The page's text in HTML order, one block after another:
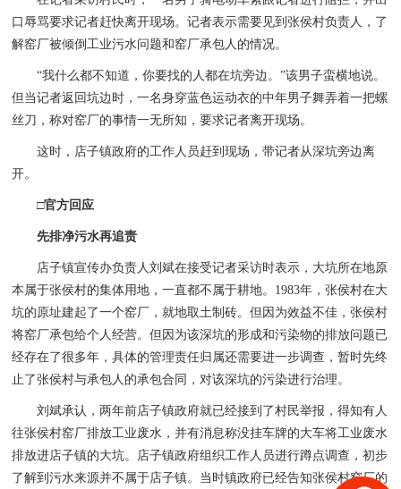
口辱骂要求记者赶快离开现场。记者表示需要见到张侯村负责人，了
解窑厂被倾倒工业污水问题和窑厂承包人的情况。
“我什么都不知道，你要找的人都在坑旁边。”该男子蛮横地说。
但当记者返回坑边时，一名身穿蓝色运动衣的中年男子舞弄着一把螺
丝刀，称对窑厂的事情一无所知，要求记者离开现场。
这时，店子镇政府的工作人员赶到现场，带记者从深坑旁边离
开。
□官方回应
先排净污水再追责
店子镇宣传办负责人刘斌在接受记者采访时表示，大坑所在地原
本属于张侯村的集体用地，一直都不属于耕地。1983年，张侯村在大
坑的原址建起了一个窑厂，就地取土制砖。但因为效益不佳，张侯村
将窑厂承包给个人经营。但因为该深坑的形成和污染物的排放问题已
经存在了很多年，具体的管理责任归属还需要进一步调查，暂时先终
止了张侯村与承包人的承包合同，对该深坑的污染进行治理。
刘斌承认，两年前店子镇政府就已经接到了村民举报，得知有人
往张侯村窑厂排放工业废水，并有消息称没挂车牌的大车将工业废水
排放进店子镇的大坑。店子镇政府组织工作人员进行蹲点调查，初步
了解到污水来源并不属于店子镇。当时镇政府已经告知张侯村窑厂的